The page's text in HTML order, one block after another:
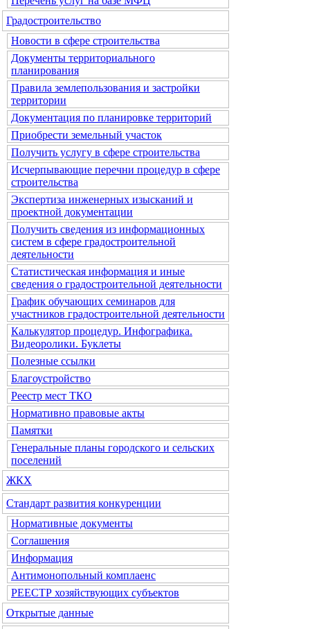
Градостроительство
Новости в сфере строительства
Документы территориального
планирования
Правила землепользования и застройки
территории
Документация по планировке территорий
Приобрести земельный участок
Получить услугу в сфере строительства
Исчерпывающие перечни процедур в сфере
строительства
Экспертиза инженерных изысканий и
проектной документации
Получить сведения из информационных
систем в сфере градостроительной
деятельности
Статистическая информация и иные
сведения о градостроительной деятельности
График обучающих семинаров для
участников градостроительной деятельности
Калькулятор процедур. Инфографика.
Видеоролики. Буклеты
Полезные ссылки
Благоустройство
Реестр мест ТКО
Нормативно правовые акты
Памятки
Генеральные планы городского и сельских
поселений
ЖКХ
Стандарт развития конкуренции
Нормативные документы
Соглашения
Информация
Антимонопольный комплаенс
РЕЕСТР хозяйствующих субъектов
Открытые данные